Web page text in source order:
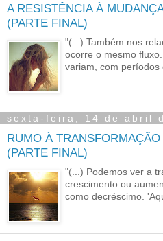
A RESISTÊNCIA À MUDANÇA
(PARTE FINAL)
"(...) Também nos
ocorre o mesmo
variam, com períodos
sexta-feira, 14 de abril
RUMO À TRANSFORMAÇÃO
(PARTE FINAL)
"(...) Podemos ver a
crescimento ou
como decréscimo.